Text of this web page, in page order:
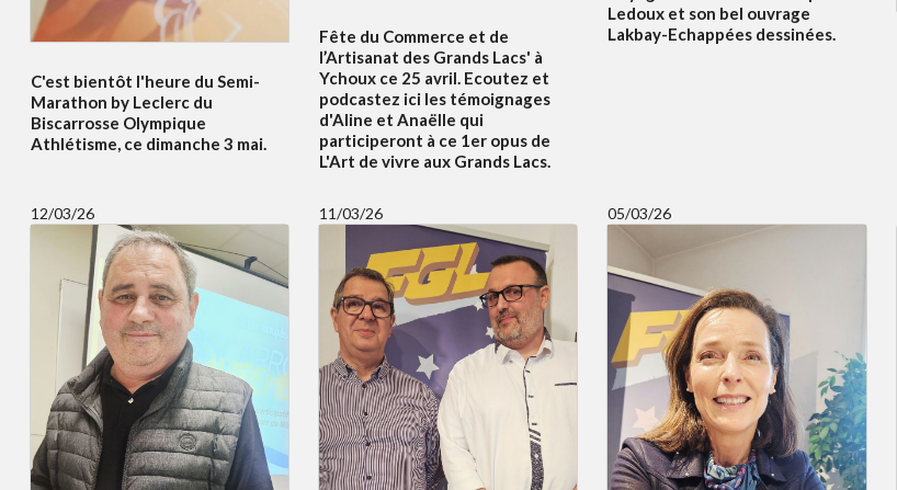
C'est bientôt l'heure du Semi-
Marathon by Leclerc du
Biscarrosse Olympique
Athlétisme, ce dimanche 3 mai.
Fête du Commerce et de
l’Artisanat des Grands Lacs' à
Ychoux ce 25 avril. Ecoutez et
podcastez ici les témoignages
d'Aline et Anaëlle qui
participeront à ce 1er opus de
L'Art de vivre aux Grands Lacs.
Ledoux et son bel ouvrage
Lakbay-Echappées dessinées.
12/03/26 11/03/26 05/03/26